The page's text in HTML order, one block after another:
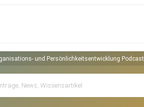
und Persönlichkeitsentwicklung Podcast